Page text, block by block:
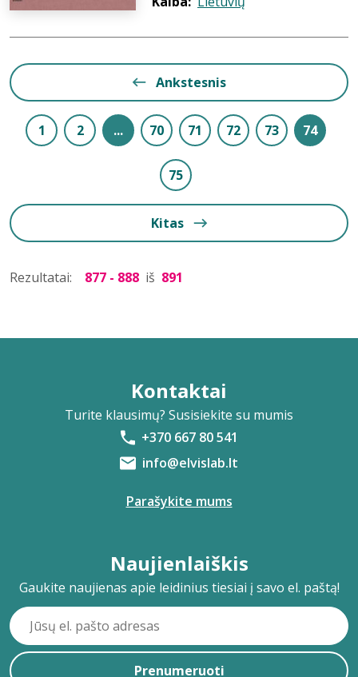
Ankstesnis
1 2 ... 70 71 72 73 74
75
Kitas
Rezultatai: 877 - 888 iš 891
Kontaktai
Turite klausimų? Susisiekite su mumis
+370 667 80 541
info@elvislab.lt
Parašykite mums
Naujienlaiškis
Gaukite naujienas apie leidinius tiesiai į savo el. paštą!
Prenumeruoti